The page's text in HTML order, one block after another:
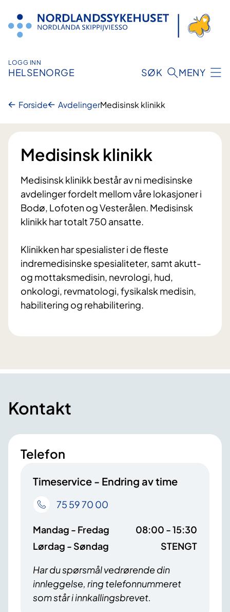
innhold
LOGG INN
HELSENORGE SØK MENY
Forside AvdelingerMedisinsk klinikk
Medisinsk klinikk
Medisinsk klinikk består av ni medisinske
avdelinger fordelt mellom våre lokasjoner i
Bodø, Lofoten og Vesterålen. Medisinsk
klinikk har totalt 750 ansatte.
Klinikken har spesialister i de fleste
indremedisinske spesialiteter, samt akutt-
og mottaksmedisin, nevrologi, hud,
onkologi, revmatologi, fysikalsk medisin,
habilitering og rehabilitering.
Kontakt
Telefon
Timeservice - Endring av time
75 59 70 00
Mandag - Fredag
08:00 - 15:30
Lørdag - Søndag
STENGT
Har du spørsmål vedrørende din
innleggelse, ring telefonnummeret
som står i innkallingsbrevet.